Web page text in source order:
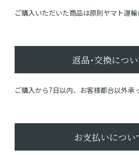
ご購入いただいた商品は原則ヤマト運輸
返品･交換につ
ご購入から7日以内、お客様都合以外承
お支払いについ